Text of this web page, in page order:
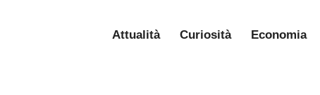
Attualità Curiosità Economia